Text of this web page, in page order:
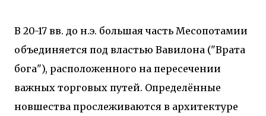
исторический контекст. Комплекс состоит из
двух объектов: «Théia» (75 квартир, из которых 17
— социального назначения, общая площадь 5 364
м²) и «Opale & Sens» (38 квартир, включая 11
доступных, площадь 2 845 м²). В общей сложности
113 жилых единиц спроектированы с учетом
строгих норм пожарной безопасности,
В 20-17 вв. до н.э. большая часть Месопотамии
объединяется под властью Вавилона ("Врата
бога"), расположенного на пересечении
важных торговых путей. Определённые
новшества прослеживаются в архитектуре